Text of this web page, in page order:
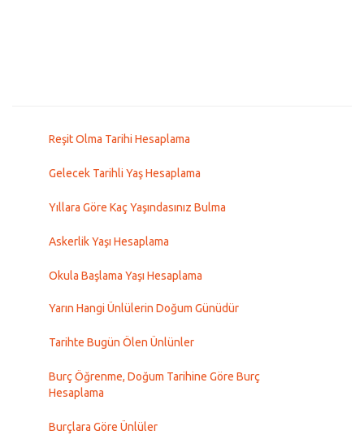
Reşit Olma Tarihi Hesaplama
Gelecek Tarihli Yaş Hesaplama
Yıllara Göre Kaç Yaşındasınız Bulma
Askerlik Yaşı Hesaplama
Okula Başlama Yaşı Hesaplama
Yarın Hangi Ünlülerin Doğum Günüdür
Tarihte Bugün Ölen Ünlünler
Burç Öğrenme, Doğum Tarihine Göre Burç
Hesaplama
Burçlara Göre Ünlüler